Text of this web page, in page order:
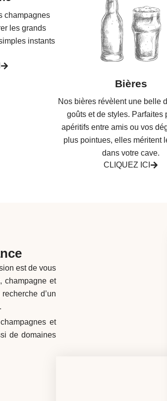
champagnes
les grands
instants
Bières
Nos bières révèlent une belle
goûts et de styles. Parfaites
apéritifs entre amis ou vos
plus pointues, elles méritent
dans votre cave.
CLIQUEZ ICI
est de vous
champagne et
d’un
et
de domaines